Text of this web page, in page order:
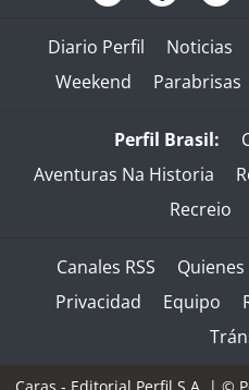
Diario Perfil Noticias
Weekend
Parabrisas
Perfil Brasil:
Aventuras Na Historia
Recreio
Canales RSS
Privacidad
Equipo